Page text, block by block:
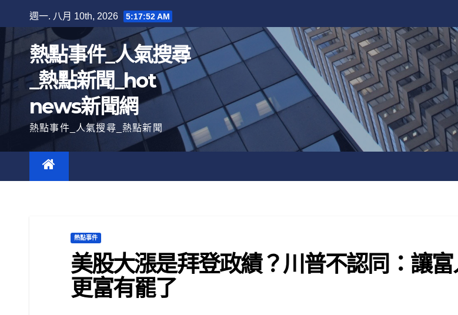
至
內
週一. 八月 10th, 2026 5:17:53 AM
熱點事件_人氣搜尋
_熱點新聞_hot
news新聞網
熱點事件_人氣搜尋_熱點新聞
熱點事件
美股大漲是拜登政績？川普不認同：讓
更富有罷了